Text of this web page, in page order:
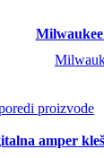
proizvode
amper